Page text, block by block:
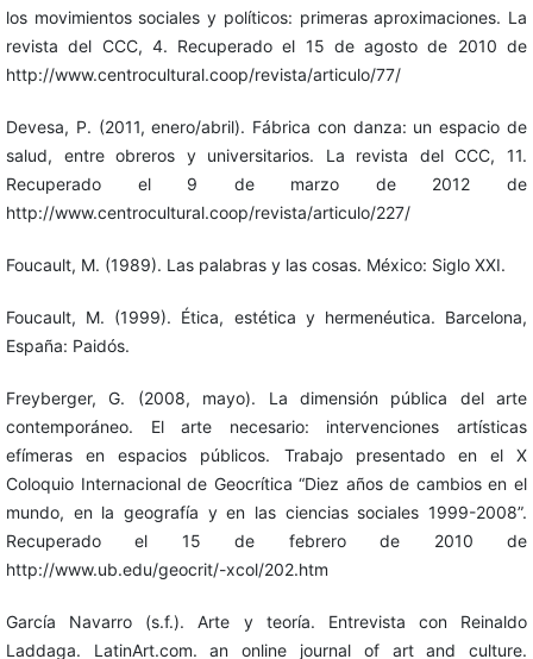
los movimientos sociales y políticos: primeras aproximaciones. La
revista del CCC, 4. Recuperado el 15 de agosto de 2010 de
http://www.centrocultural.coop/revista/articulo/77/
Devesa, P. (2011, enero/abril). Fábrica con danza: un espacio de
salud, entre obreros y universitarios. La revista del CCC, 11.
Recuperado el 9 de marzo de 2012 de
http://www.centrocultural.coop/revista/articulo/227/
Foucault, M. (1989). Las palabras y las cosas. México: Siglo XXI.
Foucault, M. (1999). Ética, estética y hermenéutica. Barcelona,
España: Paidós.
Freyberger, G. (2008, mayo). La dimensión pública del arte
contemporáneo. El arte necesario: intervenciones artísticas
efímeras en espacios públicos. Trabajo presentado en el X
Coloquio Internacional de Geocrítica “Diez años de cambios en el
mundo, en la geografía y en las ciencias sociales 1999-2008”.
Recuperado el 15 de febrero de 2010 de
http://www.ub.edu/geocrit/-xcol/202.htm
García Navarro (s.f.). Arte y teoría. Entrevista con Reinaldo
Laddaga. LatinArt.com. an online journal of art and culture.